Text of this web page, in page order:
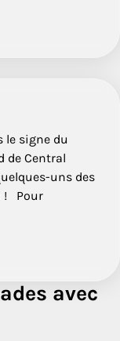
le signe du
de Central
uns des
! Pour
avec